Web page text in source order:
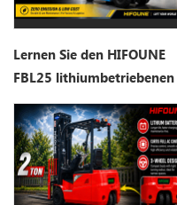
Lernen Sie den HIFOUNE
FBL25 lithiumbetriebenen
Gegengewichtsstapler
kennen.